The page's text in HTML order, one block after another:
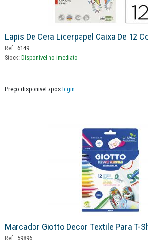
Lapis De Cera Liderpapel Caixa De 12
Ref.: 6149
Stock: Disponível no imediato
Preço disponível após login
Marcador Giotto Decor Textile Para T-
Ref.: 59896